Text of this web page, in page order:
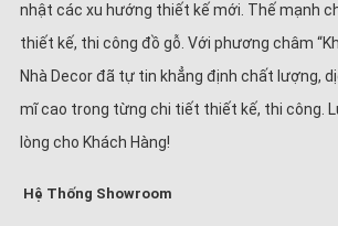
nhật các xu hướng thiết kế mới. Thế mạnh
thiết kế, thi công đồ gỗ. Với phương châm
Nhà Decor đã tự tin khẳng định chất lượng,
mĩ cao trong từng chi tiết thiết kế, thi công.
lòng cho Khách Hàng!
Hệ Thống Showroom